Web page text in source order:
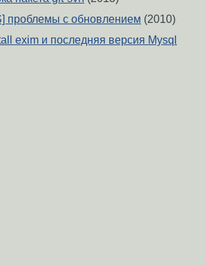
проблемы с обновлением (2010)
exim и последняя версия Mysql